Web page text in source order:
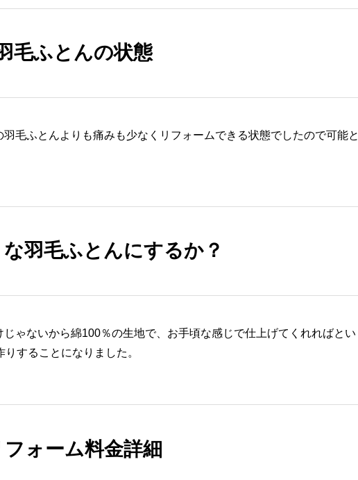
毛ふとんの状態
毛ふとんよりも痛みも少なくリフォームできる状態でしたので可能と
羽毛ふとんにするか？
ゃないから綿100％の生地で、お手頃な感じで仕上げてくれればとい
することになりました。
フォーム料金詳細